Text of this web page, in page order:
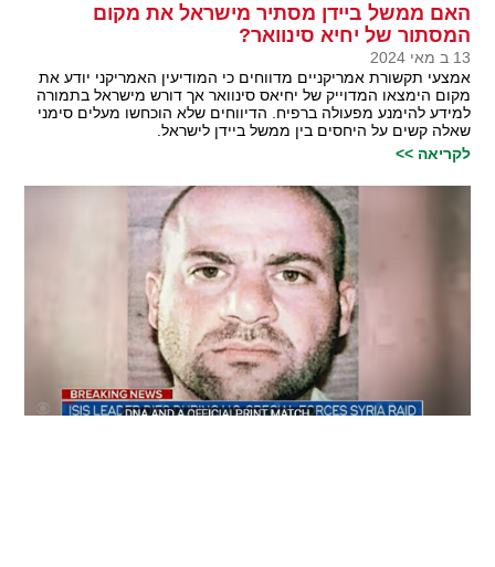
האם ממשל ביידן מסתיר מישראל את מקום
המסתור של יחיא סינוואר?
13 ב מאי 2024
אמצעי תקשורת אמריקניים מדווחים כי המודיעין האמריקני יודע את
מקום הימצאו המדוייק של יחיאס סינוואר אך דורש מישראל בתמורה
למידע להימנע מפעולה ברפיח. הדיווחים שלא הוכחשו מעלים סימני
שאלה קשים על היחסים בין ממשל ביידן לישראל.
לקריאה >>